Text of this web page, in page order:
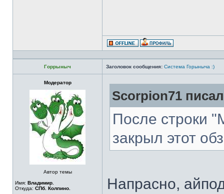
Горрыныч Заголовок сообщения: Система Горыныча :)
Модератор
Автор темы
Имя: Владимир.
Откуда: СПб. Колпино.
Scorpion71
После строки
закрыл этот
Напрасно,